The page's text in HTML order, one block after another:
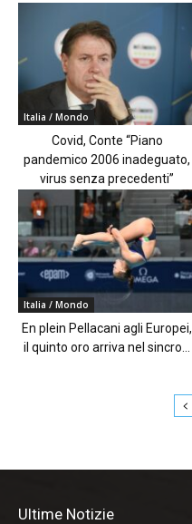
Italia / Mondo
Covid, Conte “Piano
pandemico 2006 inadeguato,
virus senza precedenti”
Italia / Mondo
En plein Pellacani agli Europei,
il quinto oro arriva nel sincro...
Ultime Notizie